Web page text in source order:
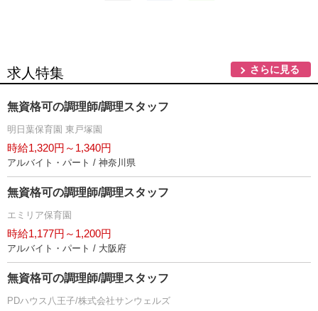
求人特集 さらに見る
無資格可の調理師/調理スタッフ
明日葉保育園 東戸塚園
時給1,320円～1,340円
アルバイト・パート / 神奈川県
無資格可の調理師/調理スタッフ
エミリア保育園
時給1,177円～1,200円
アルバイト・パート / 大阪府
無資格可の調理師/調理スタッフ
PDハウス八王子/株式会社サンウェルズ